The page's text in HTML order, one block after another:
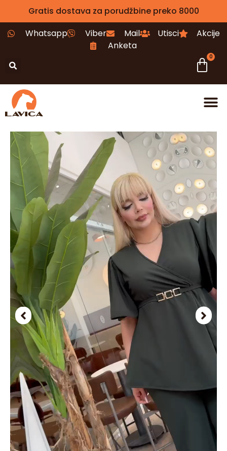
Gratis dostava za porudžbine preko 8000
Whatsapp
Viber Mail Utisci
Akcije
Anketa
0